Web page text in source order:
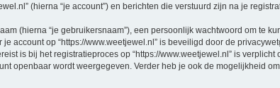
(hierna “je account”) en berichten die verstuurd zijn na je
(hierna “je gebruikersnaam”), een persoonlijk wachtwoord om te
account op “https://www.weetjewel.nl” is beveiligd door de
is bij het registratieproces op “https://www.weetjewel.nl” is
openbaar wordt weergegeven. Verder heb je ook de mogelijkheid